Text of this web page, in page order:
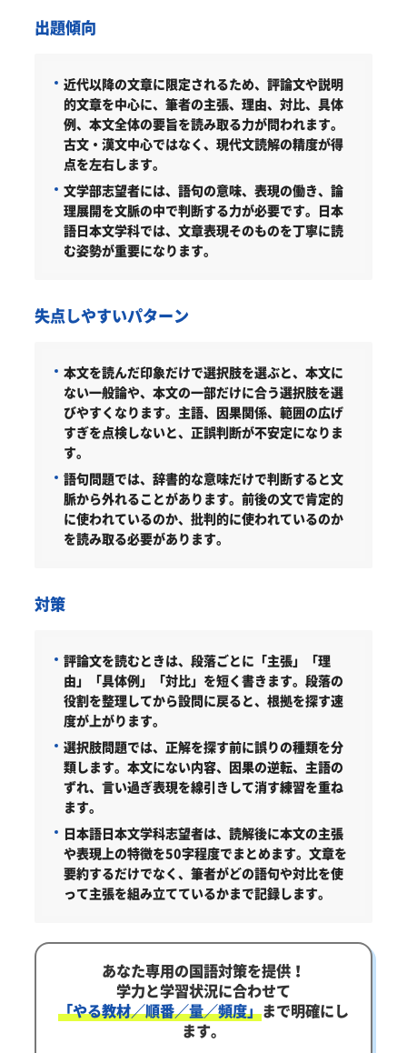
出題傾向
近代以降の文章に限定されるため、評論文や説明
的文章を中心に、筆者の主張、理由、対比、具体
例、本文全体の要旨を読み取る力が問われます。
古文・漢文中心ではなく、現代文読解の精度が得
点を左右します。
文学部志望者には、語句の意味、表現の働き、論
理展開を文脈の中で判断する力が必要です。日本
語日本文学科では、文章表現そのものを丁寧に読
む姿勢が重要になります。
失点しやすいパターン
本文を読んだ印象だけで選択肢を選ぶと、本文に
ない一般論や、本文の一部だけに合う選択肢を選
びやすくなります。主語、因果関係、範囲の広げ
すぎを点検しないと、正誤判断が不安定になりま
す。
語句問題では、辞書的な意味だけで判断すると文
脈から外れることがあります。前後の文で肯定的
に使われているのか、批判的に使われているのか
を読み取る必要があります。
対策
評論文を読むときは、段落ごとに「主張」「理
由」「具体例」「対比」を短く書きます。段落の
役割を整理してから設問に戻ると、根拠を探す速
度が上がります。
選択肢問題では、正解を探す前に誤りの種類を分
類します。本文にない内容、因果の逆転、主語の
ずれ、言い過ぎ表現を線引きして消す練習を重ね
ます。
日本語日本文学科志望者は、読解後に本文の主張
や表現上の特徴を50字程度でまとめます。文章を
要約するだけでなく、筆者がどの語句や対比を使
って主張を組み立てているかまで記録します。
あなた専用の国語対策を提供！
学力と学習状況に合わせて
「やる教材／順番／量／頻度」まで明確にし
ます。